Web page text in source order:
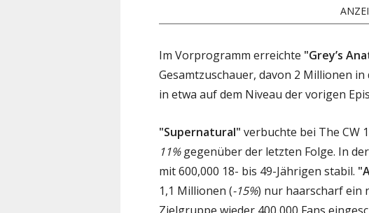
Im Vorprogramm erreichte "Grey’s
Gesamtzuschauer, davon 2 Millionen
in etwa auf dem Niveau der vorigen
"Supernatural" verbuchte bei The CW
11%gegenüber der letzten Folge. In
mit 600,000 18- bis 49-Jährigen stabil.
1,1 Millionen (-15%) nur haarscharf ein
Zielgruppe wieder 400,000 Fans